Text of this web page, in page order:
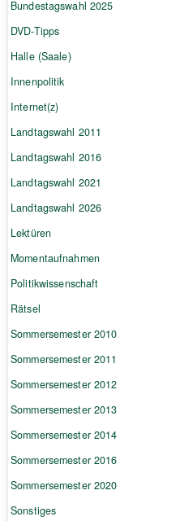
Bundestagswahl 2025
DVD-Tipps
Halle (Saale)
Innenpolitik
Internet(z)
Landtagswahl 2011
Landtagswahl 2016
Landtagswahl 2021
Landtagswahl 2026
Lektüren
Momentaufnahmen
Politikwissenschaft
Rätsel
Sommersemester 2010
Sommersemester 2011
Sommersemester 2012
Sommersemester 2013
Sommersemester 2014
Sommersemester 2016
Sommersemester 2020
Sonstiges